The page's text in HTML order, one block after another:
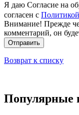
Я даю Согласие на
согласен с
Внимание! Прежде
комментарий, он
Отправить
Возврат к списку
Популярные